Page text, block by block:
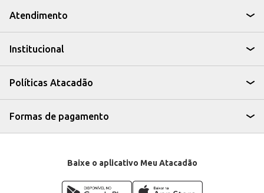
Atendimento
Institucional
Políticas Atacadão
Formas de pagamento
Baixe o aplicativo Meu Atacadão